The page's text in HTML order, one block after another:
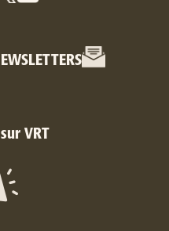
VRT